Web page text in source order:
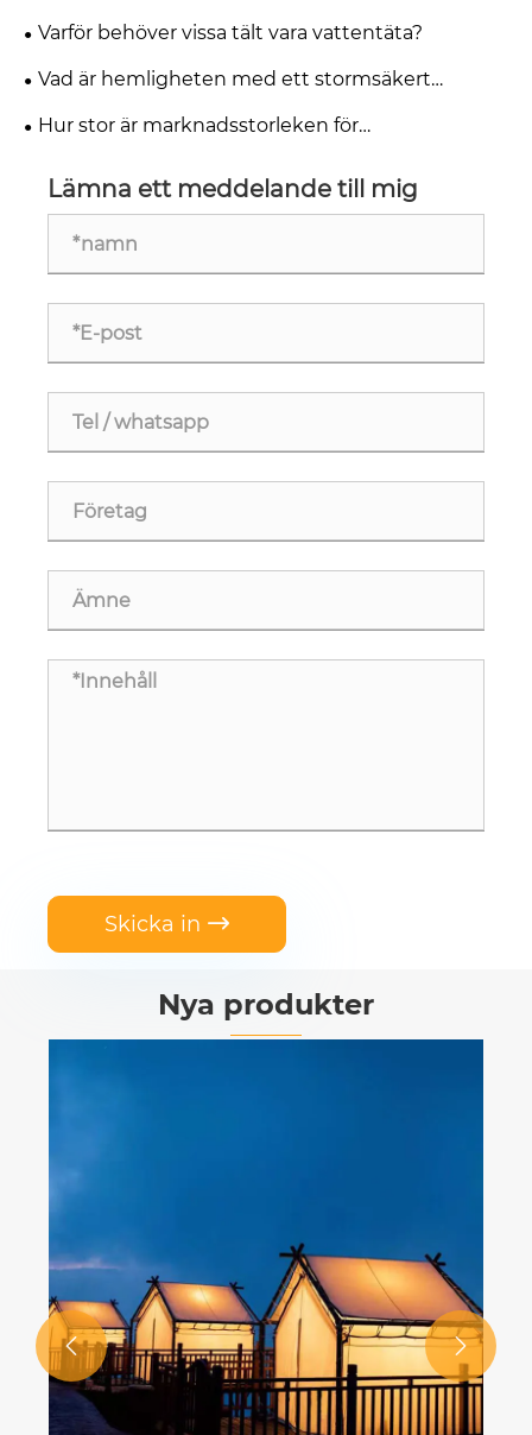
utomhusäventyr
Varför behöver vissa tält vara vattentäta?
Vad är hemligheten med ett stormsäkert
pyramidtält?
Hur stor är marknadsstorleken för
Lämna ett meddelande till mig
Skicka in 
Nya produkter
 